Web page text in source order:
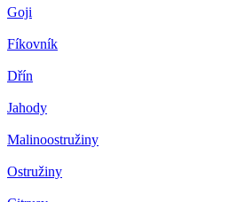
Goji
Fíkovník
Dřín
Jahody
Malinoostružiny
Ostružiny